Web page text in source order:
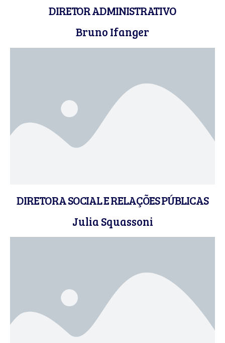
DIRETOR ADMINISTRATIVO
Bruno Ifanger
DIRETORA SOCIAL E RELAÇÕES PÚBLICAS
Julia Squassoni